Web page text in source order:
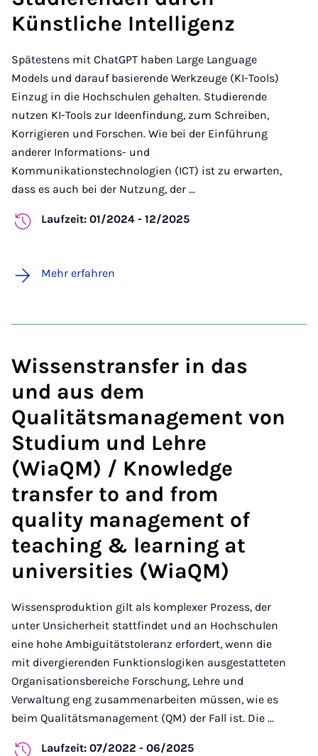
Künstliche Intelligenz
Spätestens mit ChatGPT haben Large Language
Models und darauf basierende Werkzeuge (KI-Tools)
Einzug in die Hochschulen gehalten. Studierende
nutzen KI-Tools zur Ideenfindung, zum Schreiben,
Korrigieren und Forschen. Wie bei der Einführung
anderer Informations- und
Kommunikationstechnologien (ICT) ist zu erwarten,
dass es auch bei der Nutzung, der ...
Laufzeit: 01/2024 - 12/2025
Mehr erfahren
Wissenstransfer in das
und aus dem
Qualitätsmanagement von
Studium und Lehre
(WiaQM) / Knowledge
transfer to and from
quality management of
teaching & learning at
universities (WiaQM)
Wissensproduktion gilt als komplexer Prozess, der
unter Unsicherheit stattfindet und an Hochschulen
eine hohe Ambiguitätstoleranz erfordert, wenn die
mit divergierenden Funktionslogiken ausgestatteten
Organisationsbereiche Forschung, Lehre und
Verwaltung eng zusammenarbeiten müssen, wie es
beim Qualitätsmanagement (QM) der Fall ist. Die ...
Laufzeit: 07/2022 - 06/2025